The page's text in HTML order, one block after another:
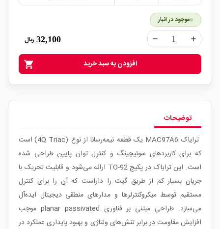
موجود در انبار
remove add
32,100 ریال
shopping_cart افزودن به سبد خرید
توضیحات
ترایاک MAC97A6 یک قطعه نیمه‌رسانا از نوع (4Q Triac) است
که برای کاربردهای سوئیچینگ و کنترل توان پایین طراحی شده
است. این ترایاک در پکیج TO-92 ارائه می‌شود و قابلیت تحریک با
جریان بسیار کم از طریق گیت را داراست که آن را برای کنترل
مستقیم توسط میکروکنترلرها و مدارهای منطقی دیجیتال ایده‌آل
می‌سازد. طراحی مبتنی بر فناوری planar passivated موجب
افزایش مقاومت در برابر تنش‌های ولتاژی و بهبود پایداری عملکرد در